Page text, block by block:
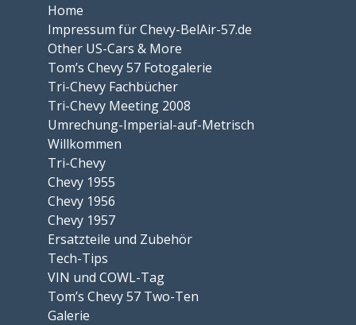
Home
Impressum für Chevy-BelAir-57.de
Other US-Cars & More
Tom’s Chevy 57 Fotogalerie
Tri-Chevy Fachbücher
Tri-Chevy Meeting 2008
Umrechung-Imperial-auf-Metrisch
Willkommen
Tri-Chevy
Chevy 1955
Chevy 1956
Chevy 1957
Ersatzteile und Zubehör
Tech-Tips
VIN und COWL-Tag
Tom’s Chevy 57 Two-Ten
Galerie